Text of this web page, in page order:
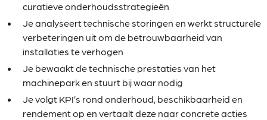
curatieve onderhoudsstrategieën
Je analyseert technische storingen en werkt structurele
verbeteringen uit om de betrouwbaarheid van
installaties te verhogen
Je bewaakt de technische prestaties van het
machinepark en stuurt bij waar nodig
Je volgt KPI’s rond onderhoud, beschikbaarheid en
rendement op en vertaalt deze naar concrete acties